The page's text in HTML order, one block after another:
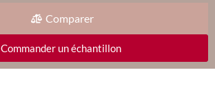
Comparer
Commander un échantillon